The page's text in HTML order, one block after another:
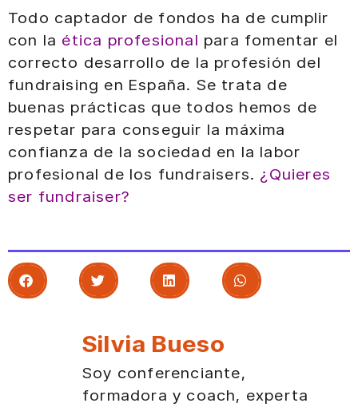
Todo captador de fondos ha de cumplir
con la ética profesional para fomentar el
correcto desarrollo de la profesión del
fundraising en España. Se trata de
buenas prácticas que todos hemos de
respetar para conseguir la máxima
confianza de la sociedad en la labor
profesional de los fundraisers. ¿Quieres
ser fundraiser?
Silvia Bueso
Soy conferenciante,
formadora y coach, experta